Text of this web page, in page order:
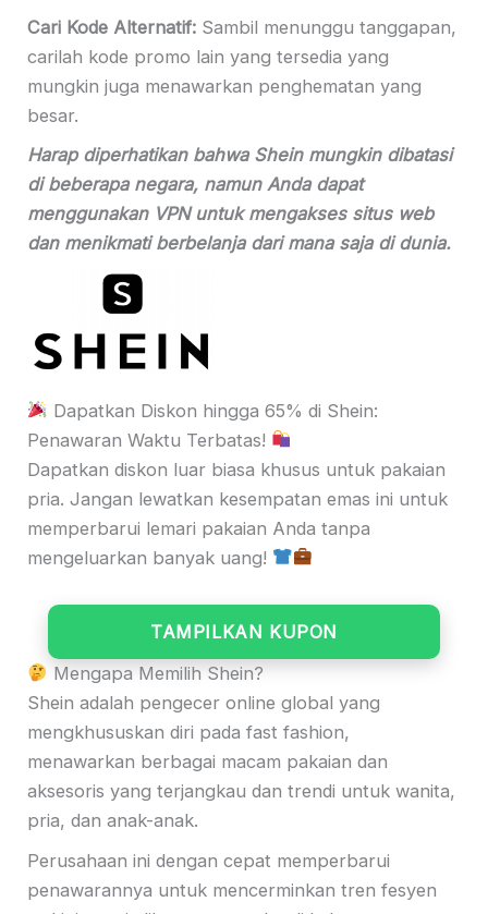
Cari Kode Alternatif: Sambil menunggu tanggapan,
carilah kode promo lain yang tersedia yang
mungkin juga menawarkan penghematan yang
besar.
Harap diperhatikan bahwa Shein mungkin dibatasi
di beberapa negara, namun Anda dapat
menggunakan VPN untuk mengakses situs web
dan menikmati berbelanja dari mana saja di dunia.
Dapatkan Diskon hingga 65% di Shein:
Penawaran Waktu Terbatas!
Dapatkan diskon luar biasa khusus untuk pakaian
pria. Jangan lewatkan kesempatan emas ini untuk
memperbarui lemari pakaian Anda tanpa
mengeluarkan banyak uang!
TAMPILKAN KUPON
Mengapa Memilih Shein?
Shein adalah pengecer online global yang
mengkhususkan diri pada fast fashion,
menawarkan berbagai macam pakaian dan
aksesoris yang terjangkau dan trendi untuk wanita,
pria, dan anak-anak.
Perusahaan ini dengan cepat memperbarui
penawarannya untuk mencerminkan tren fesyen